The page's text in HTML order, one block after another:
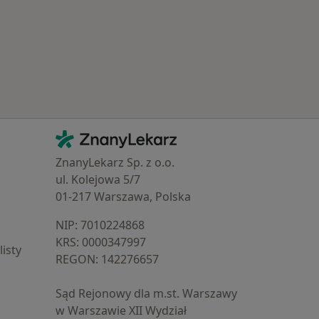
Kontakt
ZnanyLekarz - Strona główna
ZnanyLekarz Sp. z o.o.
ul. Kolejowa 5/7
01-217 Warszawa, Polska
NIP: ⁠7010224868
KRS: ⁠0000347997
REGON: ⁠142276657
Sąd Rejonowy dla m.st. Warszawy
w Warszawie XII Wydział